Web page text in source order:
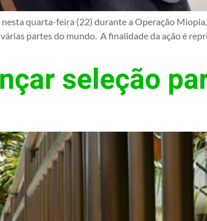
quarta-feira (22) durante a Operação
partes do mundo. A finalidade da ação é
seleção